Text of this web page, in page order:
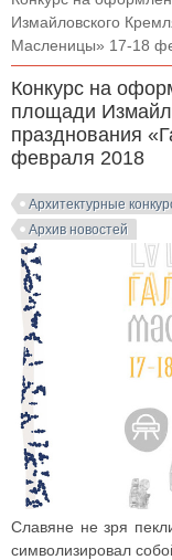
Измайловского
Масленицы» 17-18
Конкурс на
площади
празднования
февраля 2018
Архитектурные
Архив новостей
Славяне не зря
символизировал